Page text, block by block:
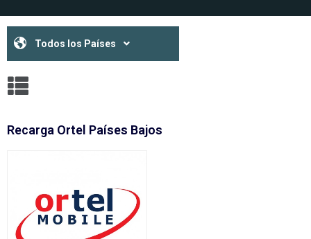
Todos los Países
Recarga Ortel Países Bajos